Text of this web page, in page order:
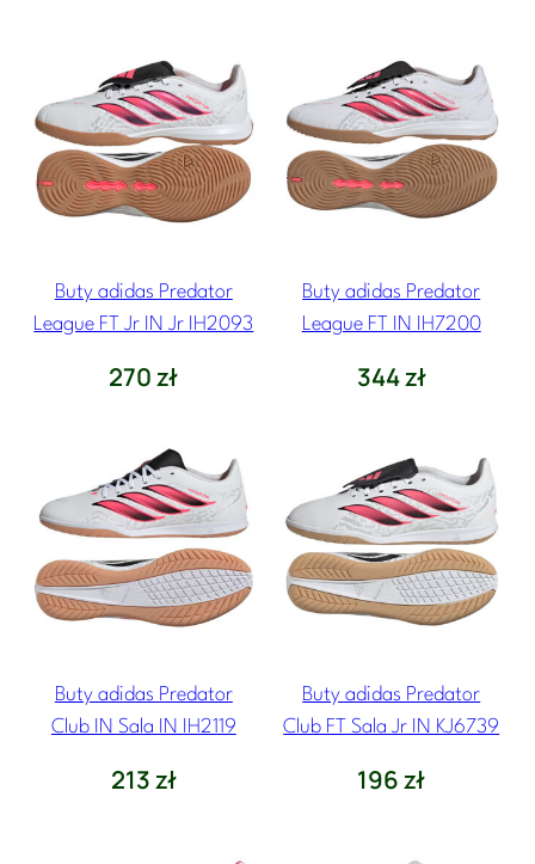
Buty adidas Predator
League FT Jr IN Jr IH2093
270zł
Buty adidas Predator
League FT IN IH7200
344zł
Buty adidas Predator
Club IN Sala IN IH2119
213zł
Buty adidas Predator
Club FT Sala Jr IN KJ6739
196zł